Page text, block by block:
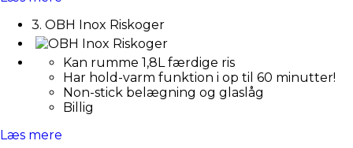
3. OBH Inox Riskoger
Kan rumme 1,8L færdige ris
Har hold-varm funktion i op til 60 minutter!
Non-stick belægning og glaslåg
Billig
Læs mere